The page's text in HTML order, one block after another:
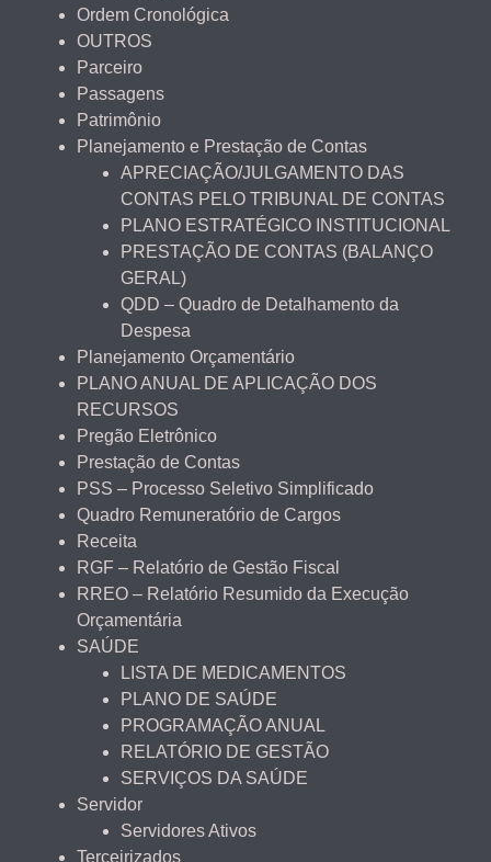
Ordem Cronológica
OUTROS
Parceiro
Passagens
Patrimônio
Planejamento e Prestação de Contas
APRECIAÇÃO/JULGAMENTO DAS
CONTAS PELO TRIBUNAL DE CONTAS
PLANO ESTRATÉGICO INSTITUCIONAL
PRESTAÇÃO DE CONTAS (BALANÇO
GERAL)
QDD – Quadro de Detalhamento da
Despesa
Planejamento Orçamentário
PLANO ANUAL DE APLICAÇÃO DOS
RECURSOS
Pregão Eletrônico
Prestação de Contas
PSS – Processo Seletivo Simplificado
Quadro Remuneratório de Cargos
Receita
RGF – Relatório de Gestão Fiscal
RREO – Relatório Resumido da Execução
Orçamentária
SAÚDE
LISTA DE MEDICAMENTOS
PLANO DE SAÚDE
PROGRAMAÇÃO ANUAL
RELATÓRIO DE GESTÃO
SERVIÇOS DA SAÚDE
Servidor
Servidores Ativos
Terceirizados